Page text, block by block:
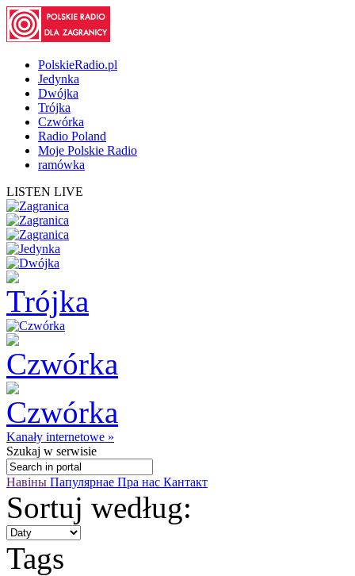
PolskieRadio.pl
Jedynka
Dwójka
Trójka
Czwórka
Radio Poland
Moje Polskie Radio
ramówka
LISTEN LIVE
Kanały internetowe »
Szukaj w serwisie
Навіны Папулярнае Пра нас Кантакт
Sortuj według:
Tags